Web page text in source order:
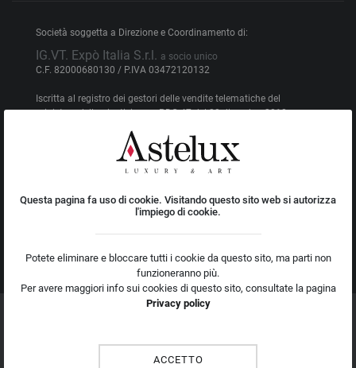
Società soggetta a Direzione e Coordinamento di:
IG.VT. Expò Italia S.r.l. a socio unico
C.F. 82000680130 / P.IVA 03472120132
Iscritta al registro dei gestori delle vendite telematiche del
ministero della giustizia con PDG 47 del 28 dicembre 2018;
alla pubblicità legale ex. Art. 490 2° comma;
Iscritta al registro degli operatori di comunicazione nr. 32831;
a socio unico2020. All rights reserved.
Questa pagina fa uso di cookie. Visitando questo sito web si autorizza
l'impiego di cookie.
Potete eliminare e bloccare tutti i cookie da questo sito, ma parti non
funzioneranno più.
Per avere maggiori info sui cookies di questo sito, consultate la pagina
Privacy policy
ACCETTO